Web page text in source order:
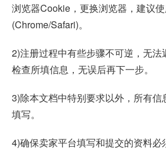
浏览器Cookie，更换浏览器，建议
(Chrome/Safari)。
2)注册过程中有些步骤不可逆，无
检查所填信息，无误后再下一步。
3)除本文档中特别要求以外，所有信
填写。
4)确保卖家平台填写和提交的资料